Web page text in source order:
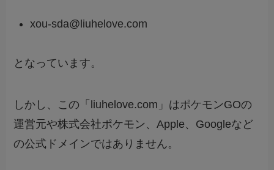
xou-sda@liuhelove.com
となっています。
しかし、この「liuhelove.com」はポケモンGOの
運営元や株式会社ポケモン、Apple、Googleなど
の公式ドメインではありません。